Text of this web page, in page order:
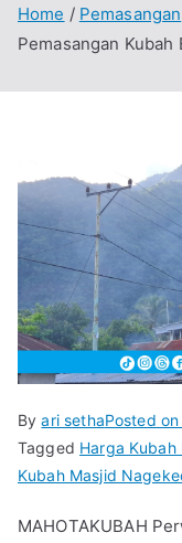
Home
Pemasangan
Pemasangan Kubah
Byari sethaPosted on
Tagged Harga Kubah
Kubah Masjid
MAHOTAKUBAH